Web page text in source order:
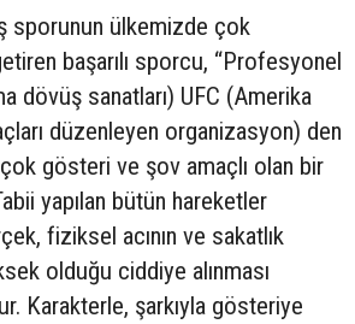
sporunun ülkemizde çok
başarılı sporcu, “Profesyonel
dövüş sanatları) UFC (Amerika
düzenleyen organizasyon) den
gösteri ve şov amaçlı olan bir
yapılan bütün hareketler
fiziksel acının ve sakatlık
olduğu ciddiye alınması
Karakterle, şarkıyla gösteriye